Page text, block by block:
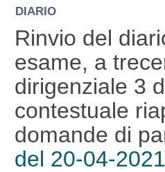
DIARIO
Rinvio del
esame, a
dirigenziale 3
contestuale
domande di
del 20-04-